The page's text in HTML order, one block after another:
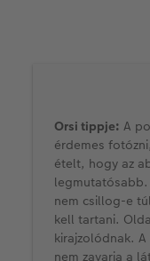
Orsi tippje: A
érdemes
ételt, hogy az
nem csillog-e
kell tartani.
kirajzolódnak.
nem zavarja a